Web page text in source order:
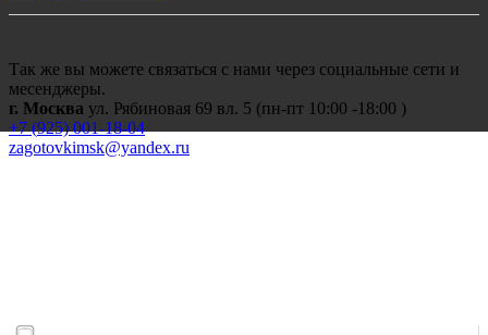
Так же вы можете связаться с нами через социальные сети и
месенджеры.
г. Москва ул. Рябиновая 69 вл. 5 (пн-пт 10:00 -18:00 )
+7 (925) 001-18-04
zagotovkimsk@yandex.ru